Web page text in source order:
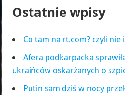
Ostatnie wpisy
Co tam na rt.com? czyli
Afera podkarpacka
ukraińców oskarżanych o
Putin sam dziś w nocy